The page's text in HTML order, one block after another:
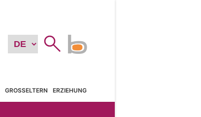
GROSSELTERN ERZIEHUNG